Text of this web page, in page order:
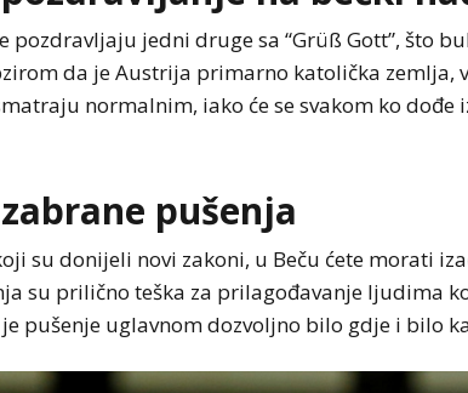
jedni druge sa “Grüß Gott”, što
da je Austrija primarno katolička zemlja,
normalnim, iako će se svakom ko dođe
pušenja
su donijeli novi zakoni, u Beču ćete morati
su prilično teška za prilagođavanje ljudima
pušenje uglavnom dozvoljno bilo gdje i bilo